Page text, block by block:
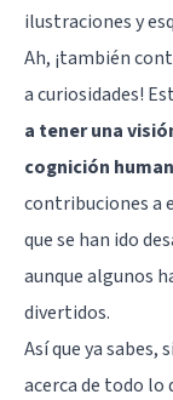
ilustraciones y
Ah, ¡también
a curiosidades!
a tener una
cognición
contribuciones a
que se han ido
aunque algunos
divertidos.
Así que ya
acerca de todo lo